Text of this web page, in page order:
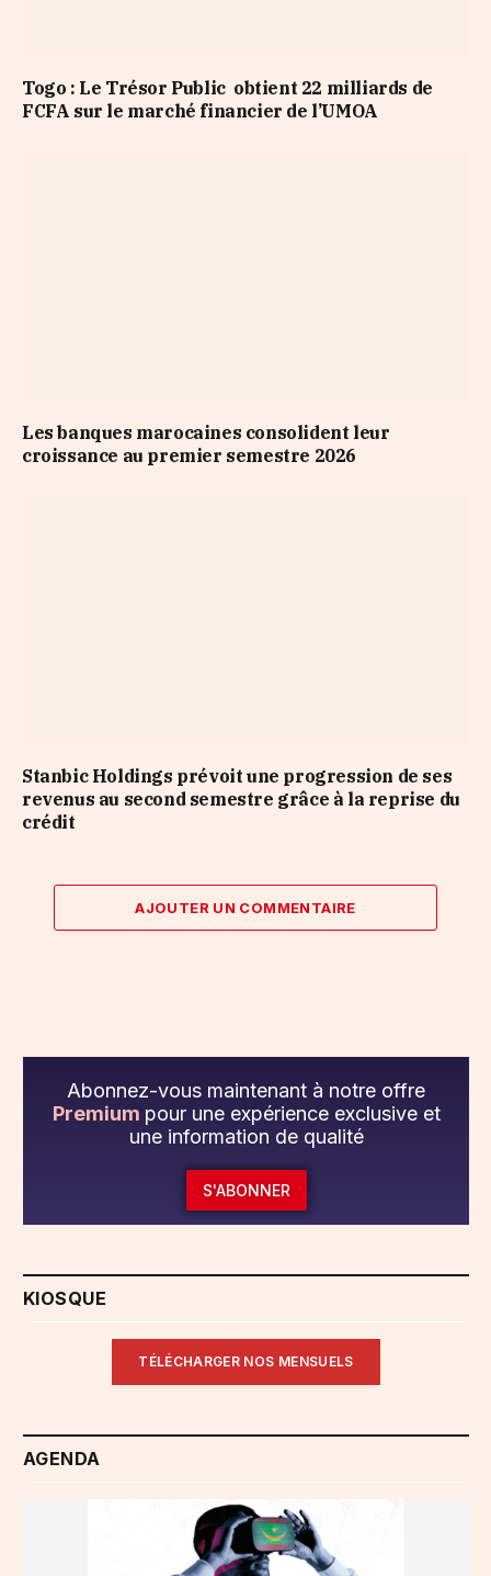
Togo : Le Trésor Public obtient 22 milliards de
FCFA sur le marché financier de l’UMOA
Les banques marocaines consolident leur
croissance au premier semestre 2026
Stanbic Holdings prévoit une progression de ses
revenus au second semestre grâce à la reprise du
crédit
AJOUTER UN COMMENTAIRE
Abonnez-vous maintenant à notre offre
Premium pour une expérience exclusive et
une information de qualité
S'ABONNER
KIOSQUE
TÉLÉCHARGER NOS MENSUELS
AGENDA